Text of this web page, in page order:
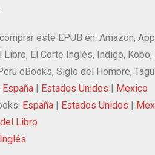
este EPUB en: Amazon,
Libro, El Corte Inglés, Indigo, Kobo,
eBooks, Siglo del Hombre,
España | Estados Unidos | Mexico
España | Estados Unidos |
Libro